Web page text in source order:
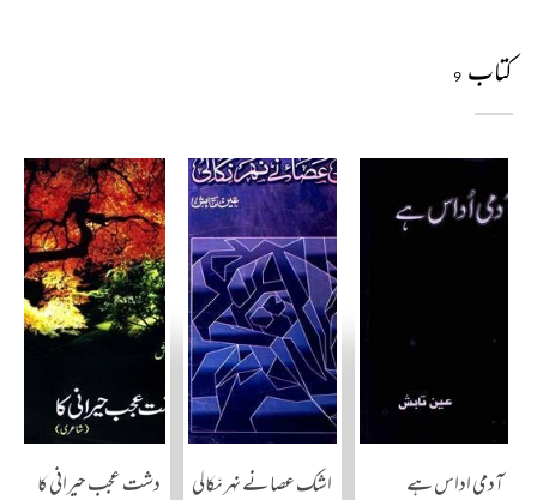
کتاب 9
آدمی اداس ہے اشک عصا نے نہر نکالی دشت عجب حیرانی کا